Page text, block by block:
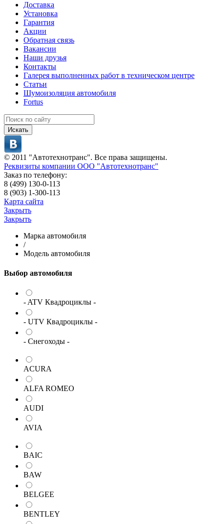
Доставка
Установка
Гарантия
Акции
Обратная связь
Вакансии
Наши друзья
Контакты
Галерея выполненных работ в техническом центре
Статьи
Шумоизоляция автомобиля
Fortus
Искать
© 2011 "Автотехнотранс". Все права защищены.
Реквизиты компании ООО "Автотехнотранс"
Заказ по телефону:
8 (499) 130-0-113
8 (903) 1-300-113
Карта сайта
Закрыть
Закрыть
Марка автомобиля
/
Модель автомобиля
Выбор автомобиля
- ATV Квадроциклы -
- UTV Квадроциклы -
- Снегоходы -
ACURA
ALFA ROMEO
AUDI
AVIA
BAIC
BAW
BELGEE
BENTLEY